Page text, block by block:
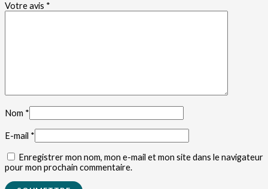
Votre avis *
Nom *
E-mail *
Enregistrer mon nom, mon e-mail et mon site dans le navigateur
pour mon prochain commentaire.